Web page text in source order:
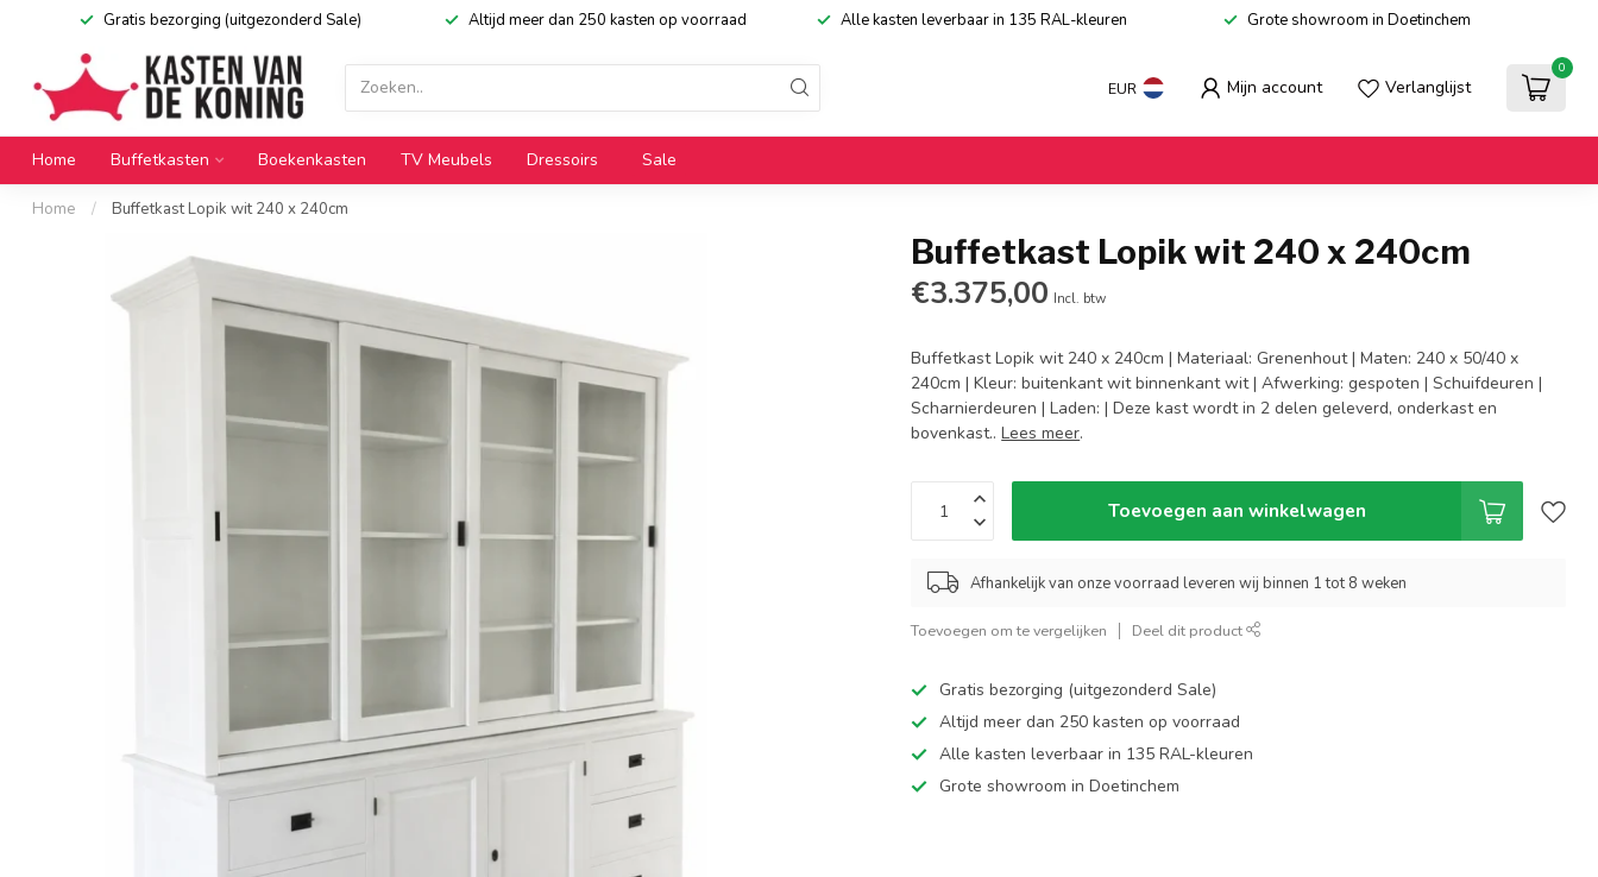
Gratis bezorging (uitgezonderd Sale) Altijd meer dan 250 kasten op voorraad Alle kasten leverbaar in 135 RAL-kleuren Grote showroom in Doetinchem
EUR Mijn account Verlanglijst
0
Home Buffetkasten Boekenkasten TV Meubels Dressoirs Sale
Home / Buffetkast Lopik wit 240 x 240cm
Buffetkast Lopik wit 240 x 240cm
€3.375,00 Incl. btw
Buffetkast Lopik wit 240 x 240cm | Materiaal: Grenenhout | Maten: 240 x 50/40 x
240cm | Kleur: buitenkant wit binnenkant wit | Afwerking: gespoten | Schuifdeuren |
Scharnierdeuren | Laden: | Deze kast wordt in 2 delen geleverd, onderkast en
bovenkast..Lees meer.
Toevoegen aan winkelwagen
Afhankelijk van onze voorraad leveren wij binnen 1 tot 8 weken
Toevoegen om te vergelijken Deel dit product
Gratis bezorging (uitgezonderd Sale)
Altijd meer dan 250 kasten op voorraad
Alle kasten leverbaar in 135 RAL-kleuren
Grote showroom in Doetinchem